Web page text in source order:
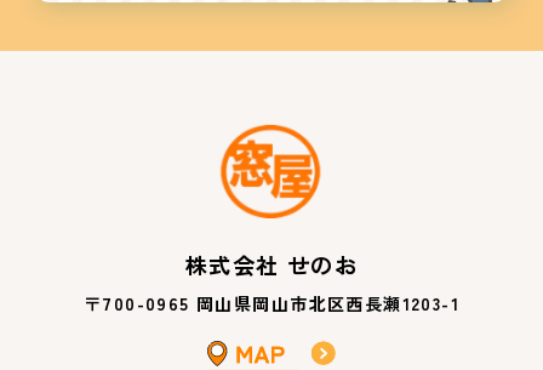
株式会社 せのお
〒700-0965 岡山県岡山市北区西長瀬1203-1